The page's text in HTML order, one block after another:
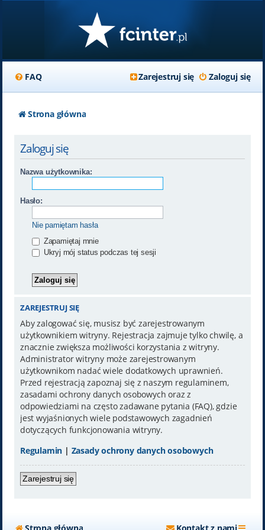
FAQ Zaloguj się
Zarejestruj się
Strona główna
Zaloguj się
Nazwa użytkownika:
Hasło:
Nie pamiętam hasła
Zapamiętaj mnie
Ukryj mój status podczas tej sesji
ZAREJESTRUJ SIĘ
Aby zalogować się, musisz być zarejestrowanym
użytkownikiem witryny. Rejestracja zajmuje tylko chwilę, a
znacznie zwiększa możliwości korzystania z witryny.
Administrator witryny może zarejestrowanym
użytkownikom nadać wiele dodatkowych uprawnień.
Przed rejestracją zapoznaj się z naszym regulaminem,
zasadami ochrony danych osobowych oraz z
odpowiedziami na często zadawane pytania (FAQ), gdzie
jest wyjaśnionych wiele podstawowych zagadnień
dotyczących funkcjonowania witryny.
Regulamin | Zasady ochrony danych osobowych
Zarejestruj się
Strona główna Kontakt z nami